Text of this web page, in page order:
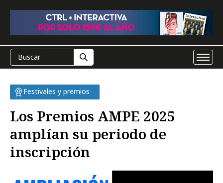
Festivales y premios
Los Premios AMPE 2025
amplían su periodo de
inscripción